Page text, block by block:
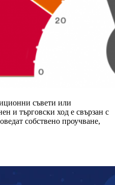
съвети или
и търговски ход е свързан с
собствено проучване,